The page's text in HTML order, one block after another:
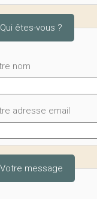
Qui êtes-vous ?
nom
adresse email
Votre message